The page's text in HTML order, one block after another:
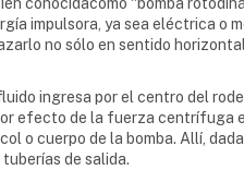
impulsora, ya sea eléctrica o
no sólo en sentido
ingresa por el centro del
efecto de la fuerza centrífuga
o cuerpo de la bomba. Allí,
de salida.